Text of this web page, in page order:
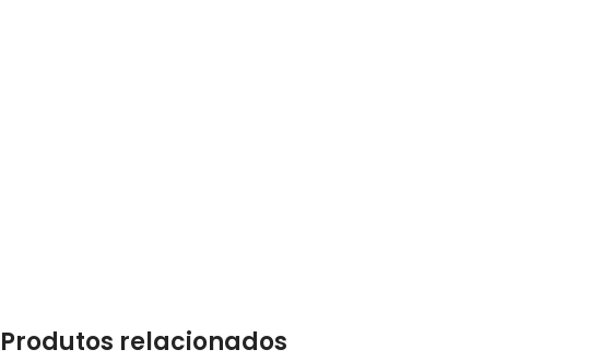
Produtos relacionados